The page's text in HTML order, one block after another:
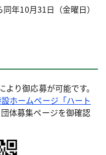
年10月31日（金曜日）
り御応募が可能です。
ホームページ「ハート
体募集ページを御確認